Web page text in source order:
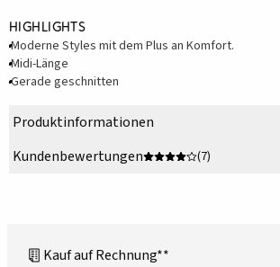
Highlights
Moderne Styles mit dem Plus an Komfort.
Midi-Länge
Gerade geschnitten
Produktinformationen
Kundenbewertungen
(7)
Kauf auf Rechnung**